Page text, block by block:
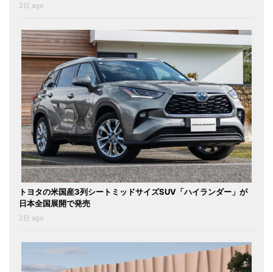
2日 ago
トヨタの米国産3列シートミッドサイズSUV「ハイランダー」が
日本全国展開で発売
2日 ago